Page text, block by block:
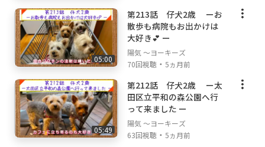
05:00
第213話 仔犬2歳 ーお
散歩も病院もお出かけは
大好き💕 ー
陽気 ～ヨーキーズ
70回視聴 ・5ヵ月前
05:49
第212話 仔犬2歳 ー太
田区立平和の森公園へ行
って来ました ー
陽気 ～ヨーキーズ
63回視聴 ・5ヵ月前